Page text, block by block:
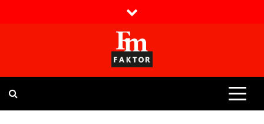
Faktor magazin
Uvijek presudan